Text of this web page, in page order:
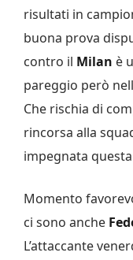
risultati in
buona prova
contro il Milan è
pareggio però
Che rischia di
rincorsa alla
impegnata
Momento
ci sono anche
L’attaccante